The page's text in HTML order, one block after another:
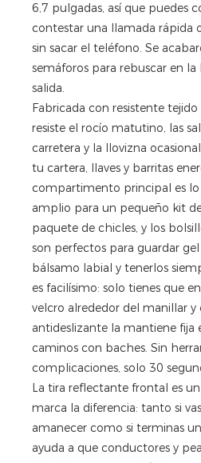
6,7 pulgadas, así que puedes
contestar una llamada rápida
sin sacar el teléfono. Se
semáforos para rebuscar en la
salida.
Fabricada con resistente
resiste el rocío matutino, las
carretera y la llovizna
tu cartera, llaves y barritas
compartimento principal es
amplio para un pequeño kit
paquete de chicles, y los
son perfectos para guardar
bálsamo labial y tenerlos
es facilísimo: solo tienes que
velcro alrededor del manillar y
antideslizante la mantiene fija
caminos con baches. Sin
complicaciones, solo 30
La tira reflectante frontal es
marca la diferencia: tanto si
amanecer como si terminas
ayuda a que conductores y